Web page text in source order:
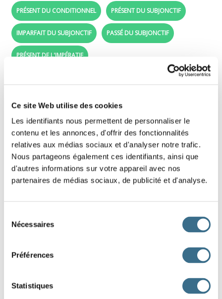
Ce site Web utilise des cookies
Les identifiants nous permettent de personnaliser le
contenu et les annonces, d'offrir des fonctionnalités
relatives aux médias sociaux et d'analyser notre trafic.
Nous partageons également ces identifiants, ainsi que
d'autres informations sur votre appareil avec nos
partenaires de médias sociaux, de publicité et d'analyse.
Nécessaires
Préférences
Statistiques
PRÉSENT DU CONDITIONNEL PRÉSENT DU SUBJONCTIF
IMPARFAIT DU SUBJONCTIF PASSÉ DU SUBJONCTIF
PRÉSENT DE L'IMPÉRATIF
the verb s'ennuyer
Drag the conjugated forms (purple labels)
beside the right subjects (je, tu, ..).
je
vous